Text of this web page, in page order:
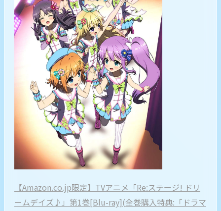
【Amazon.co.jp限定】TVアニメ「Re:ステージ! ドリ
ームデイズ♪」第1巻[Blu-ray](全巻購入特典:「ドラマ